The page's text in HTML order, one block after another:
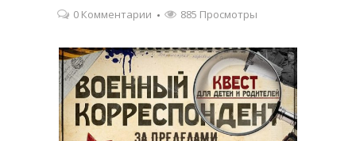
0 Комментарии
885 Просмотры